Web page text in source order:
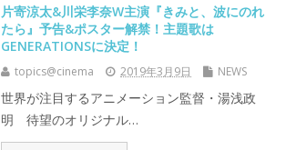
片寄涼太&川栄李奈W主演『きみと、波にのれ
たら』予告&ポスター解禁！主題歌は
GENERATIONSに決定！
topics@cinema 2019年3月9日 NEWS
世界が注目するアニメーション監督・湯浅政
明 待望のオリジナル…